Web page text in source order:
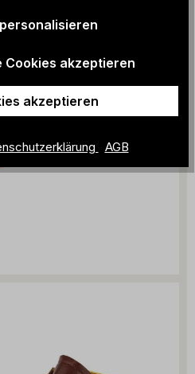
Cookies akzeptieren
akzeptieren
AGB